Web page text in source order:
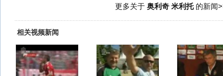
更多关于 奥利奇 米利托的新闻
相关视频新闻